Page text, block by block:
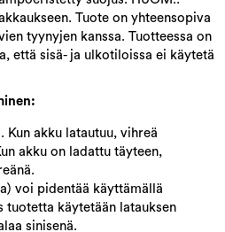
Tuote on yhteensopiva
tyynyjen kanssa. Tuotteessa on
että sisä- ja ulkotiloissa ei käytetä
Kun akku latautuu, vihreä
akku on ladattu täyteen,
voi pidentää käyttämällä
tuotetta käytetään latauksen
sinisenä.